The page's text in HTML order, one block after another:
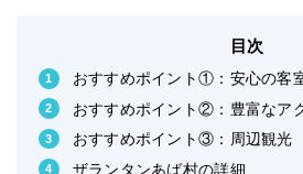
目次
おすすめポイント①：安心の客
おすすめポイント②：豊富なア
おすすめポイント③：周辺観光
ザランタンあば村の詳細